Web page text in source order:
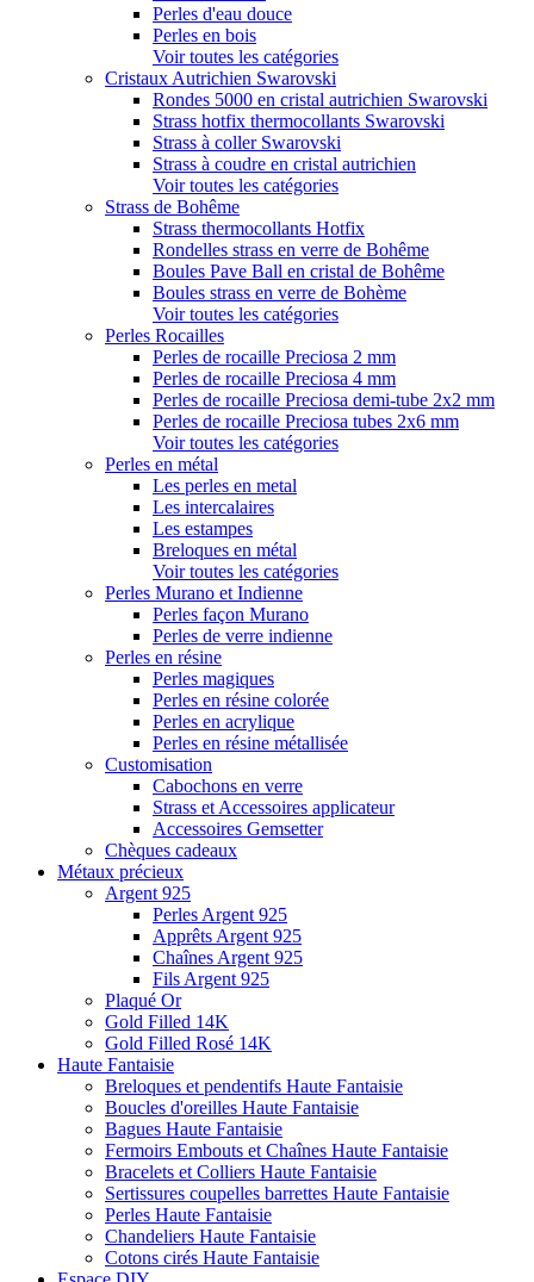
Perles d'eau douce
Perles en bois
Voir toutes les catégories
Cristaux Autrichien Swarovski
Rondes 5000 en cristal autrichien Swarovski
Strass hotfix thermocollants Swarovski
Strass à coller Swarovski
Strass à coudre en cristal autrichien
Voir toutes les catégories
Strass de Bohême
Strass thermocollants Hotfix
Rondelles strass en verre de Bohême
Boules Pave Ball en cristal de Bohême
Boules strass en verre de Bohème
Voir toutes les catégories
Perles Rocailles
Perles de rocaille Preciosa 2 mm
Perles de rocaille Preciosa 4 mm
Perles de rocaille Preciosa demi-tube 2x2 mm
Perles de rocaille Preciosa tubes 2x6 mm
Voir toutes les catégories
Perles en métal
Les perles en metal
Les intercalaires
Les estampes
Breloques en métal
Voir toutes les catégories
Perles Murano et Indienne
Perles façon Murano
Perles de verre indienne
Perles en résine
Perles magiques
Perles en résine colorée
Perles en acrylique
Perles en résine métallisée
Customisation
Cabochons en verre
Strass et Accessoires applicateur
Accessoires Gemsetter
Chèques cadeaux
Métaux précieux
Argent 925
Perles Argent 925
Apprêts Argent 925
Chaînes Argent 925
Fils Argent 925
Plaqué Or
Gold Filled 14K
Gold Filled Rosé 14K
Haute Fantaisie
Breloques et pendentifs Haute Fantaisie
Boucles d'oreilles Haute Fantaisie
Bagues Haute Fantaisie
Fermoirs Embouts et Chaînes Haute Fantaisie
Bracelets et Colliers Haute Fantaisie
Sertissures coupelles barrettes Haute Fantaisie
Perles Haute Fantaisie
Chandeliers Haute Fantaisie
Cotons cirés Haute Fantaisie